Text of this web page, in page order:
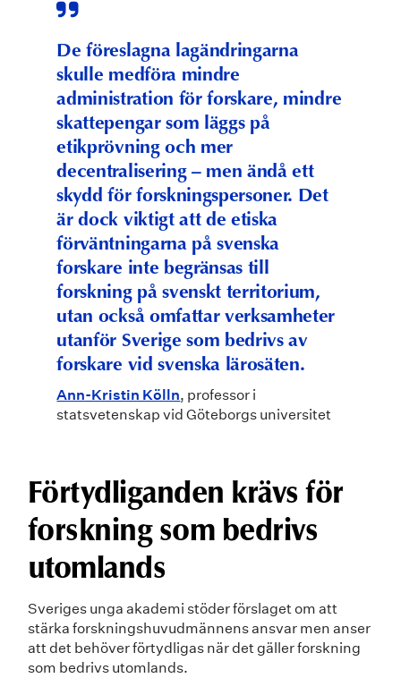
De föreslagna lagändringarna
skulle medföra mindre
administration för forskare, mindre
skattepengar som läggs på
etikprövning och mer
decentralisering – men ändå ett
skydd för forskningspersoner. Det
är dock viktigt att de etiska
förväntningarna på svenska
forskare inte begränsas till
forskning på svenskt territorium,
utan också omfattar verksamheter
utanför Sverige som bedrivs av
forskare vid svenska lärosäten.
Ann-Kristin Kölln, professor i
statsvetenskap vid Göteborgs universitet
Förtydliganden krävs för
forskning som bedrivs
utomlands
Sveriges unga akademi stöder förslaget om att
stärka forskningshuvudmännens ansvar men anser
att det behöver förtydligas när det gäller forskning
som bedrivs utomlands.